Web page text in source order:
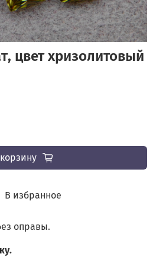
цвет хризолитовый
В избранное
оправы.